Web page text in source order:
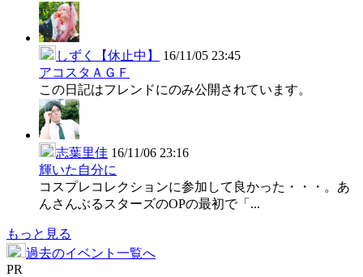
しずく【休止中】
16/11/05 23:45
アコスタＡＧＦ
この日記はフレンドにのみ公開されています。
志葉里佳 16/11/06 23:16
輝いた自分に
コスプレコレクションに参加して良かった・・・。あ
んさんぶるスターズのOPの最初で「...
もっと見る
過去のイベント一覧へ
PR